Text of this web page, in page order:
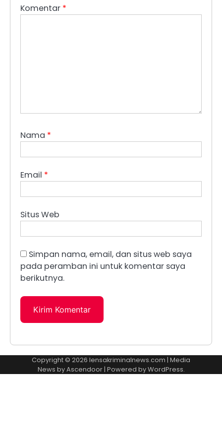
Komentar *
Nama *
Email *
Situs Web
Simpan nama, email, dan situs web saya
pada peramban ini untuk komentar saya
berikutnya.
Copyright © 2026 lensakriminalnews.com | Media
News byAscendoor| Powered byWordPress.